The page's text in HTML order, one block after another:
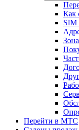
Как
SIM
Перейти в МТС